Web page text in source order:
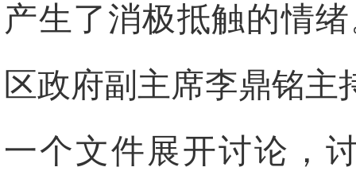
产生了消极抵触的情
区政府副主席李鼎铭
一个文件展开讨论，